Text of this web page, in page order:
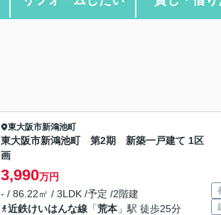
東大阪市新鴻池町
東大阪市新鴻池町 第2期 新築一戸建て 1区
画
3,990万円
- / 86.22㎡ / 3LDK /予定 /2階建
近鉄けいはんな線 「荒本 」駅 徒歩25分